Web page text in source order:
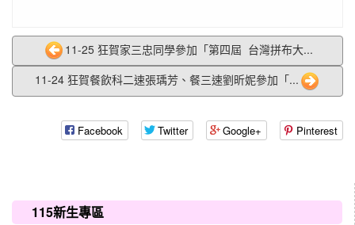
11-25 狂賀家三忠同學參加「第四屆 台灣拼布大...
11-24 狂賀餐飲科二速張瑀芳、餐三速劉昕妮參加「...
Facebook Twitter Google+ Pinterest
115新生專區